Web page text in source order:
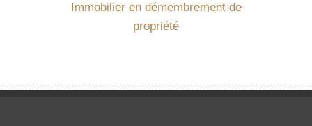
Immobilier en démembrement de
propriété